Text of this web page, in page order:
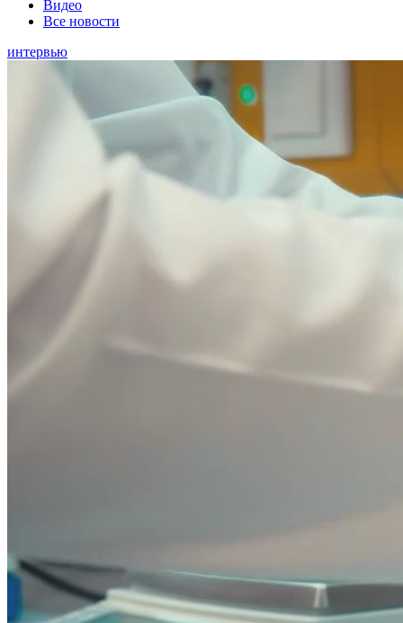
Видео
Все новости
интервью